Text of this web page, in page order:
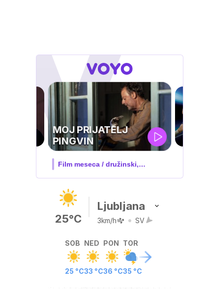
UEFA
SUPERPOKAL
V živo na VOYO: sreda ob 20.30
25°C
Ljubljana
3km/h SV
SOB
25 °C
NED
33 °C
PON
36 °C
TOR
35 °C